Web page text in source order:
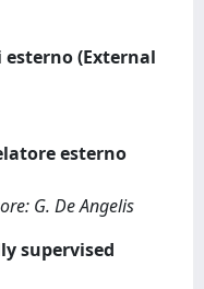
(External
esterno
G. De Angelis
supervised